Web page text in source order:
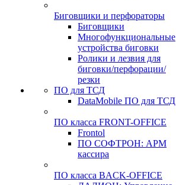
Биговщики и перфораторы
Биговщики
Многофункциональные
устройства биговки
Ролики и лезвия для
биговки/перфорации/
резки
ПО для ТСД
DataMobile ПО для ТСД
ПО класса FRONT-OFFICE
Frontol
ПО СОФТРОН: АРМ
кассира
ПО класса BACK-OFFICE